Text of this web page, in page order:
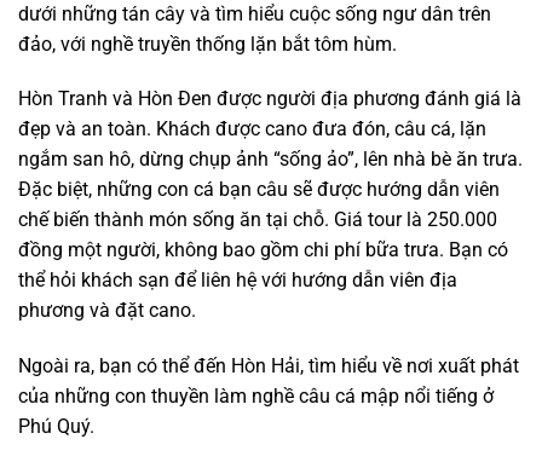
dưới những tán cây và tìm hiểu cuộc sống ngư dân trên
đảo, với nghề truyền thống lặn bắt tôm hùm.
Hòn Tranh và Hòn Đen được người địa phương đánh giá là
đẹp và an toàn. Khách được cano đưa đón, câu cá, lặn
ngắm san hô, dừng chụp ảnh “sống ảo”, lên nhà bè ăn trưa.
Đặc biệt, những con cá bạn câu sẽ được hướng dẫn viên
chế biến thành món sống ăn tại chỗ. Giá tour là 250.000
đồng một người, không bao gồm chi phí bữa trưa. Bạn có
thể hỏi khách sạn để liên hệ với hướng dẫn viên địa
phương và đặt cano.
Ngoài ra, bạn có thể đến Hòn Hải, tìm hiểu về nơi xuất phát
của những con thuyền làm nghề câu cá mập nổi tiếng ở
Phú Quý.